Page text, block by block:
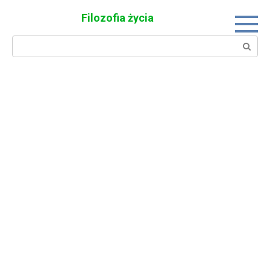
Filozofia życia
Search: